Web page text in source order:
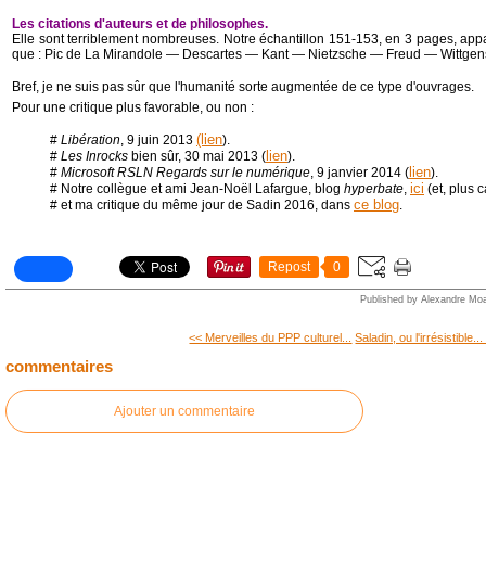
Les citations d'auteurs et de philosophes.
Elle sont terriblement nombreuses. Notre échantillon 151-153, en 3 pages,
que : Pic de La Mirandole ― Descartes ― Kant ― Nietzsche ― Freud ―
Bref, je ne suis pas sûr que l'humanité sorte augmentée de ce type d'ouvrages.
Pour une critique plus favorable, ou non :
# Libération, 9 juin 2013 (lien).
# Les Inrocks bien sûr, 30 mai 2013 ( lien).
# Microsoft RSLN Regards sur le numérique, 9 janvier 2014 ( lien).
# Notre collègue et ami Jean-Noël Lafargue, blog hyperbate, ici (et, plus
# et ma critique du même jour de Sadin 2016, dans ce blog.
Repost 0
Published by Alexandre
<< Merveilles du PPP culturel... Saladin, ou l'irrésistible...
commentaires
Ajouter un commentaire